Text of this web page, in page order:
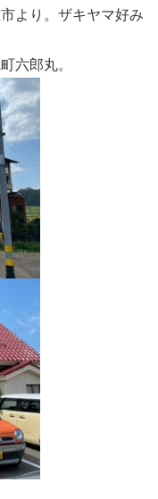
より。ザキヤマ好み
六郎丸。